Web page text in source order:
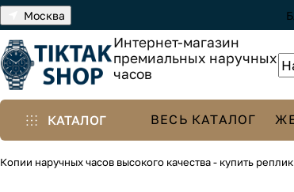
Москва
Интернет-магазин
премиальных наручных
часов
КАТАЛОГ ВЕСЬ КАТАЛОГ
Копии наручных часов высокого качества - купить